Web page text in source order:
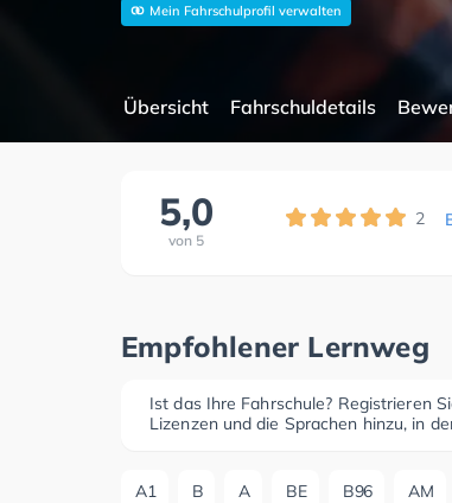
Mein Fahrschulprofil verwalten
Übersicht Fahrschuldetails
5,0
von 5
2
Empfohlener Lernweg
Ist das Ihre Fahrschule? Registrieren
Lizenzen und die Sprachen hinzu, in
A1 B A BE B96 AM